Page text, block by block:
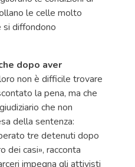
le celle molto
si diffondono
dopo aver
non è difficile trovare
la pena, ma che
che non
della sentenza:
tre detenuti dopo
dei casi», racconta
impegna gli attivisti